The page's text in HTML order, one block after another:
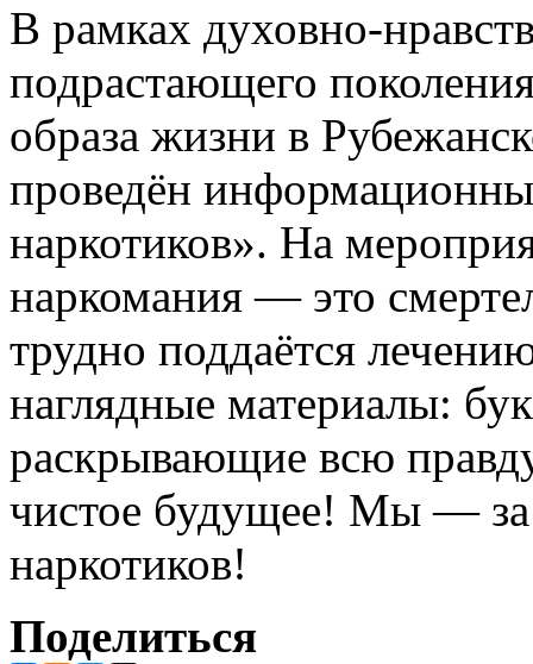
В рамках духовно-
подрастающего
образа жизни в
проведён
наркотиков». На
наркомания — это
трудно поддаётся
наглядные материалы:
раскрывающие всю
чистое будущее! Мы —
наркотиков!
Поделиться